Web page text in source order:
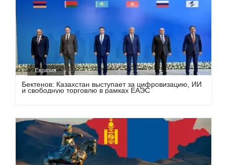
Евразия
Бектенов: Казахстан выступает за цифровизацию, ИИ
и свободную торговлю в рамках ЕАЭС